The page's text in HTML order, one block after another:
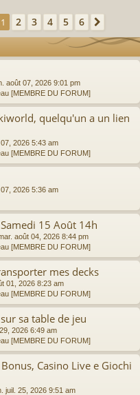
e
1 2 3 4 5 6
août 07, 2026 9:01 pm
[MEMBRE DU FORUM]
quelqu'un a un lien
2026 5:43 am
[MEMBRE DU FORUM]
2026 5:36 am
Samedi 15 Août 14h
août 04, 2026 8:44 pm
[MEMBRE DU FORUM]
mes decks
01, 2026 8:23 am
[MEMBRE DU FORUM]
sa table de jeu
2026 6:49 am
[MEMBRE DU FORUM]
Casino Live e Giochi
juil. 25, 2026 9:51 am